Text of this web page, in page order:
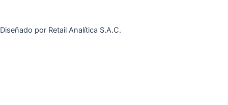
Diseñado por Retail Analítica S.A.C.